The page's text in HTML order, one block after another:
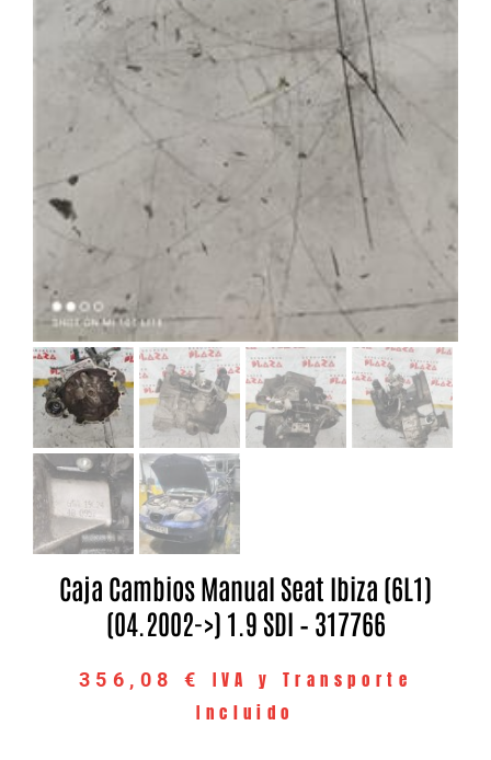
Caja Cambios Manual Seat Ibiza (6L1)
(04.2002->) 1.9 SDI – 317766
356,08 €
IVA y Transporte
Incluido